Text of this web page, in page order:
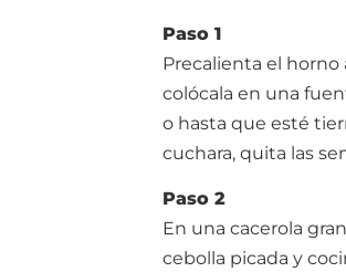
Paso 1
Precalienta el horno
colócala en una
o hasta que esté
cuchara, quita las
Paso 2
En una cacerola
cebolla picada y